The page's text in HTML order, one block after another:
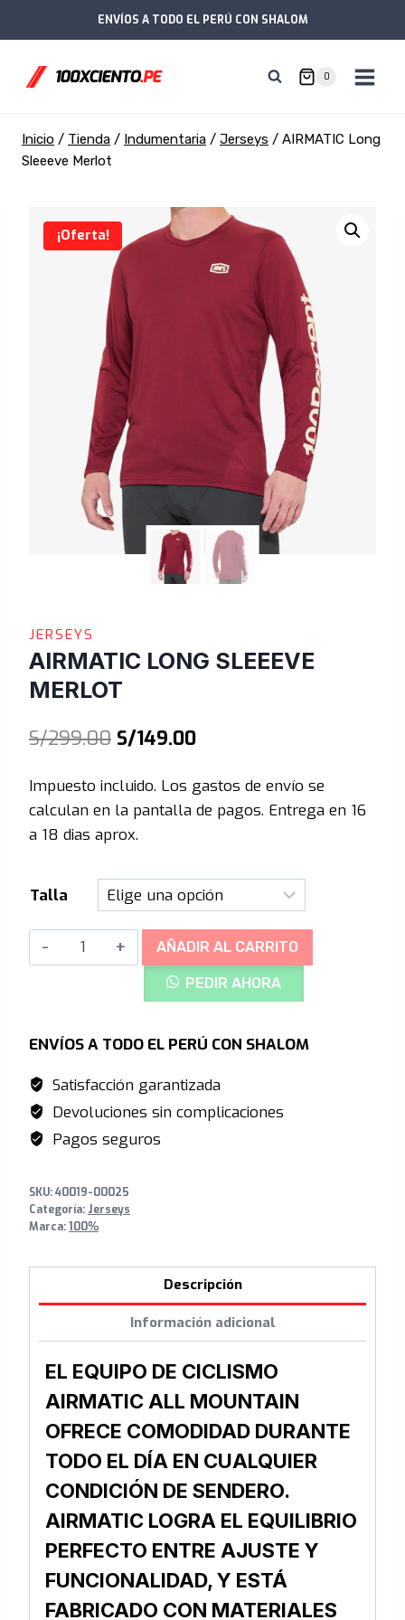
al
ENVÍOS A TODO EL PERÚ CON SHALOM
0
Inicio / Tienda / Indumentaria / Jerseys / AIRMATIC Long
Sleeeve Merlot
¡Oferta!
JERSEYS
AIRMATIC LONG SLEEEVE
MERLOT
S/299.00 El
original
era:
S/149.00El
actual
Impuesto incluido. Los gastos de envío se
calculan en la pantalla de pagos. Entrega en 16
a 18 dias aprox.
Talla
AIRMATIC
Long
cantidad
AÑADIR AL CARRITO
PEDIR AHORA
ENVÍOS A TODO EL PERÚ CON SHALOM
Satisfacción garantizada
Devoluciones sin complicaciones
Pagos seguros
SKU:40019-00025
Categoría: Jerseys
Marca:100%
Descripción
Información adicional
EL EQUIPO DE CICLISMO
AIRMATIC ALL MOUNTAIN
OFRECE COMODIDAD DURANTE
TODO EL DÍA EN CUALQUIER
CONDICIÓN DE SENDERO.
AIRMATIC LOGRA EL EQUILIBRIO
PERFECTO ENTRE AJUSTE Y
FUNCIONALIDAD, Y ESTÁ
FABRICADO CON MATERIALES